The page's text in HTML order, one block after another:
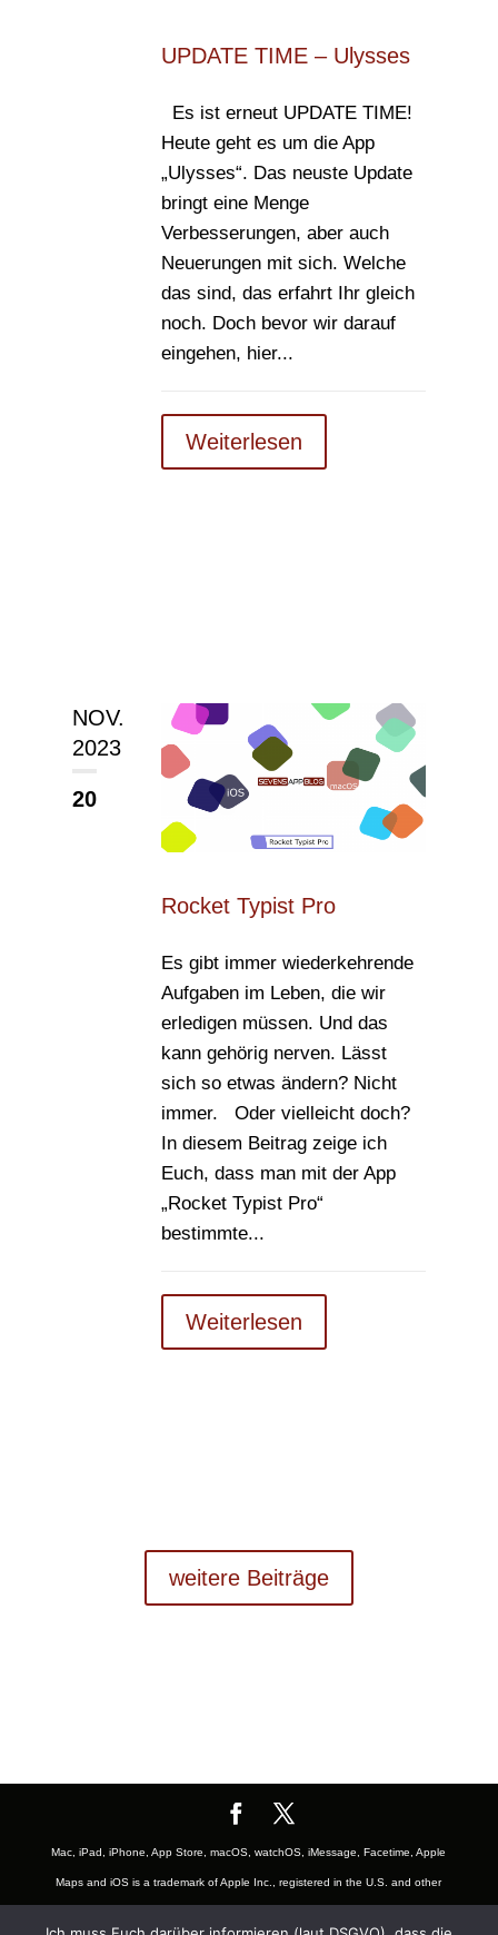
UPDATE TIME – Ulysses
Es ist erneut UPDATE TIME!
Heute geht es um die App
„Ulysses“. Das neuste Update
bringt eine Menge
Verbesserungen, aber auch
Neuerungen mit sich. Welche
das sind, das erfahrt Ihr gleich
noch. Doch bevor wir darauf
eingehen, hier...
Weiterlesen
NOV.
2023
20
Rocket Typist Pro
Es gibt immer wiederkehrende
Aufgaben im Leben, die wir
erledigen müssen. Und das
kann gehörig nerven. Lässt
sich so etwas ändern? Nicht
immer. Oder vielleicht doch?
In diesem Beitrag zeige ich
Euch, dass man mit der App
„Rocket Typist Pro“
bestimmte...
Weiterlesen
weitere Beiträge
Mac, iPad, iPhone, App Store, macOS, watchOS, iMessage, Facetime, Apple
Maps and iOS is a trademark of Apple Inc., registered in the U.S. and other